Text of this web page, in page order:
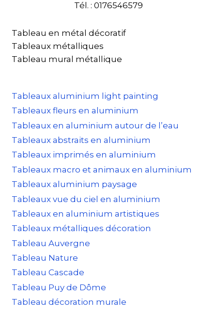
Tél. : 0176546579
Tableau en métal décoratif
Tableaux métalliques
Tableau mural métallique
Tableaux aluminium light painting
Tableaux fleurs en aluminium
Tableaux en aluminium autour de l’eau
Tableaux abstraits en aluminium
Tableaux imprimés en aluminium
Tableaux macro et animaux en aluminium
Tableaux aluminium paysage
Tableaux vue du ciel en aluminium
Tableaux en aluminium artistiques
Tableaux métalliques décoration
Tableau Auvergne
Tableau Nature
Tableau Cascade
Tableau Puy de Dôme
Tableau décoration murale